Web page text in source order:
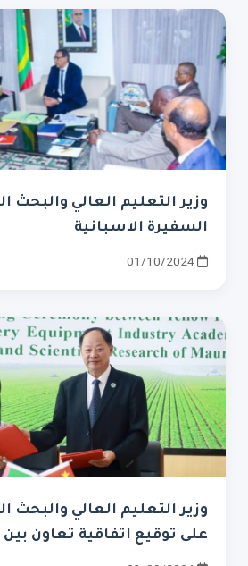
وزير التعليم العالي والبحث
السفيرة الاسبانية
01/10/2024
وزير التعليم العالي والبحث
على توقيع اتفاقية تعاون بين